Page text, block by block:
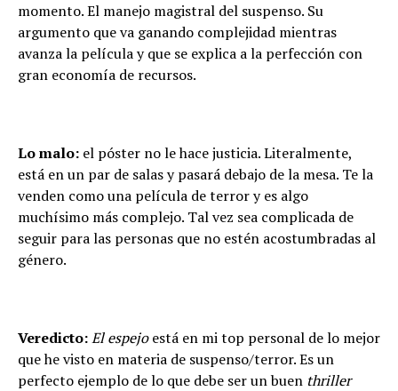
momento. El manejo magistral del suspenso. Su
argumento que va ganando complejidad mientras
avanza la película y que se explica a la perfección con
gran economía de recursos.
Lo malo: el póster no le hace justicia. Literalmente,
está en un par de salas y pasará debajo de la mesa. Te la
venden como una película de terror y es algo
muchísimo más complejo. Tal vez sea complicada de
seguir para las personas que no estén acostumbradas al
género.
Veredicto:El espejoestá en mi top personal de lo mejor
que he visto en materia de suspenso/terror. Es un
perfecto ejemplo de lo que debe ser un buen thriller